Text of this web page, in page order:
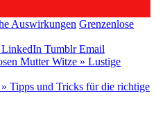
Auswirkungen Grenzenlose
LinkedIn Tumblr Email
Mutter Witze » Lustige
Tipps und Tricks für die richtige